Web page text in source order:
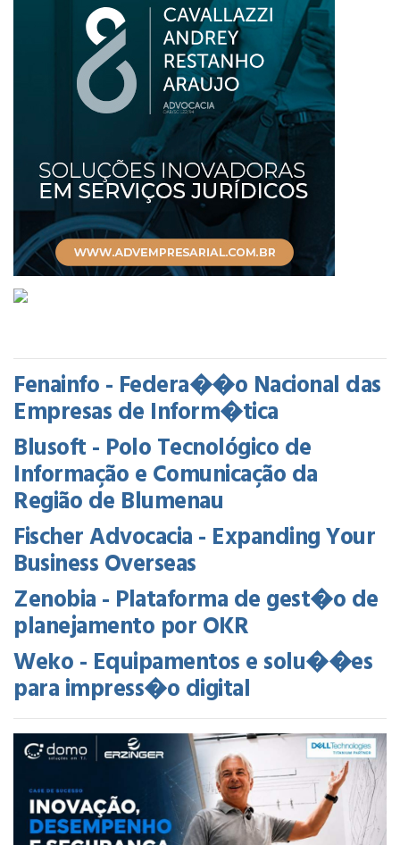
Fenainfo - Federa��o Nacional das
Empresas de Inform�tica
Blusoft - Polo Tecnológico de
Informação e Comunicação da
Região de Blumenau
Fischer Advocacia - Expanding Your
Business Overseas
Zenobia - Plataforma de gest�o de
planejamento por OKR
Weko - Equipamentos e solu��es
para impress�o digital